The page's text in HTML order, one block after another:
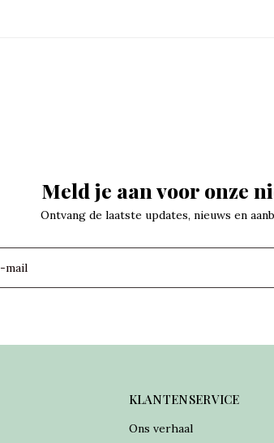
Meld je aan voor onze
Ontvang de laatste updates, nieuws en
KLANTENSERVICE
Ons verhaal